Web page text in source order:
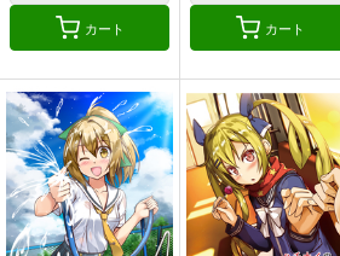
カート カート